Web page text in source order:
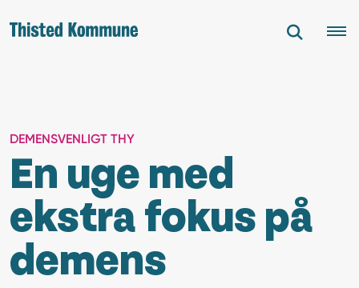
DEMENSVENLIGT THY
En uge med
ekstra fokus på
demens